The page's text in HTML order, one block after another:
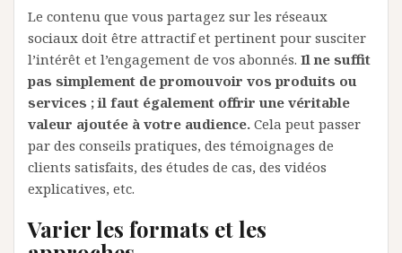
Le contenu que vous partagez sur les réseaux
sociaux doit être attractif et pertinent pour susciter
l’intérêt et l’engagement de vos abonnés. Il ne suffit
pas simplement de promouvoir vos produits ou
services ; il faut également offrir une véritable
valeur ajoutée à votre audience. Cela peut passer
par des conseils pratiques, des témoignages de
clients satisfaits, des études de cas, des vidéos
explicatives, etc.
Varier les formats et les